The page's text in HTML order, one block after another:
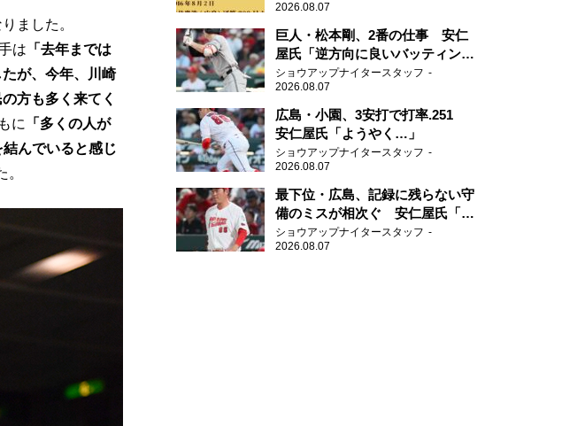
ました。
は 「去年までは
が、今年、川崎
方も多く来てく
に
「多くの人が
んでいると感じ
2026.08.07
巨人・松本剛、2番の仕事 安仁
屋氏「逆方向に良いバッティン
グ」
ショウアップナイタースタッフ
2026.08.07
広島・小園、3安打で打率.251
安仁屋氏「ようやく…」
ショウアップナイタースタッフ
2026.08.07
最下位・広島、記録に残らない守
備のミスが相次ぐ 安仁屋氏「最
近守りのミスが多い」
ショウアップナイタースタッフ
2026.08.07